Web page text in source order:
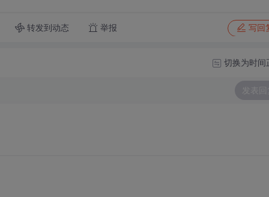
转发到动态 举报 写回
切换为时间
发表回